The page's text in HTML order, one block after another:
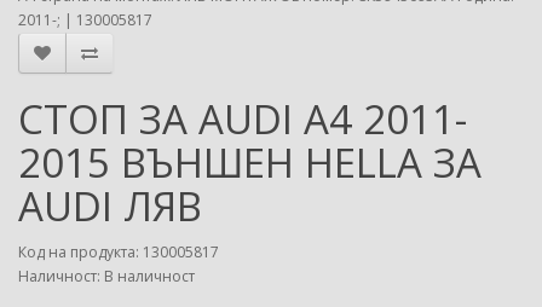
2011-; | 130005817
СТОП ЗА AUDI A4 2011-
2015 ВЪНШЕН HELLA ЗА
AUDI ЛЯВ
Код на продукта: 130005817
Наличност: В наличност